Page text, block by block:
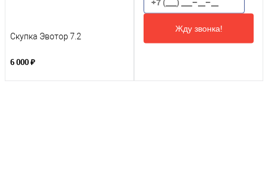
Скупка Эвотор 7.2
6 000 ₽
Жду звонка!